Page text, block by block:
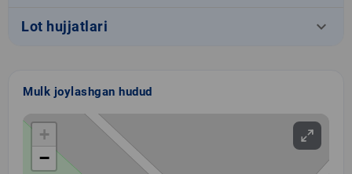
Lot hujjatlari keyboard_arrow_down
Mulk joylashgan hudud
+
−